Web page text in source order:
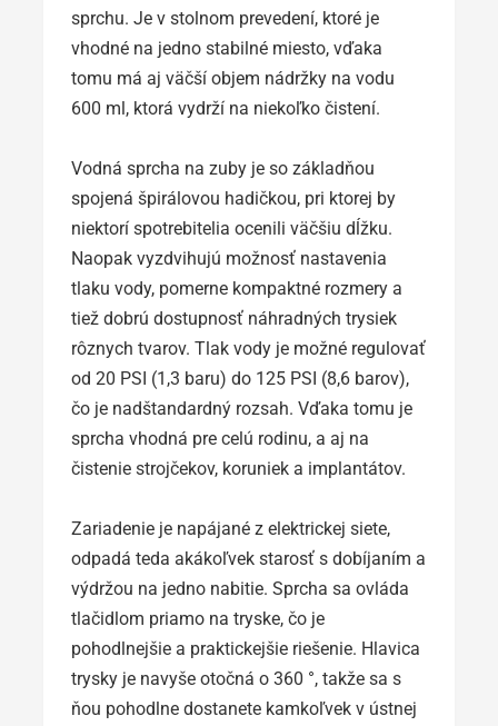
sprchu. Je v stolnom prevedení, ktoré je
vhodné na jedno stabilné miesto, vďaka
tomu má aj väčší objem nádržky na vodu
600 ml, ktorá vydrží na niekoľko čistení.
Vodná sprcha na zuby je so základňou
spojená špirálovou hadičkou, pri ktorej by
niektorí spotrebitelia ocenili väčšiu dĺžku.
Naopak vyzdvihujú možnosť nastavenia
tlaku vody, pomerne kompaktné rozmery a
tiež dobrú dostupnosť náhradných trysiek
rôznych tvarov. Tlak vody je možné regulovať
od 20 PSI (1,3 baru) do 125 PSI (8,6 barov),
čo je nadštandardný rozsah. Vďaka tomu je
sprcha vhodná pre celú rodinu, a aj na
čistenie strojčekov, koruniek a implantátov.
Zariadenie je napájané z elektrickej siete,
odpadá teda akákoľvek starosť s dobíjaním a
výdržou na jedno nabitie. Sprcha sa ovláda
tlačidlom priamo na tryske, čo je
pohodlnejšie a praktickejšie riešenie. Hlavica
trysky je navyše otočná o 360 °, takže sa s
ňou pohodlne dostanete kamkoľvek v ústnej